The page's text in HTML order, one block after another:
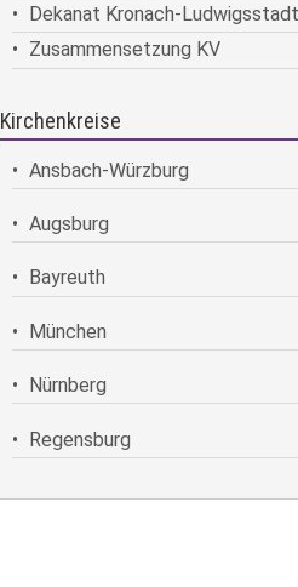
Dekanat Kronach-Ludwigsstadt
Zusammensetzung KV
Kirchenkreise
Ansbach-Würzburg
Augsburg
Bayreuth
München
Nürnberg
Regensburg